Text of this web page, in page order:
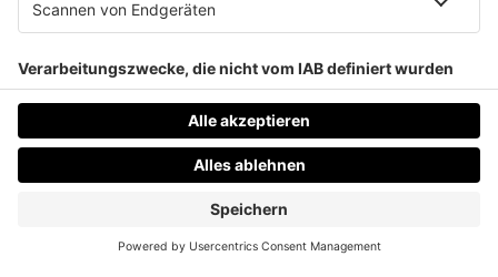
DatenschutzImpressumAGBsJobsKontaktWerben